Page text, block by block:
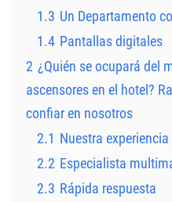
1.3 Un Departamento
1.4 Pantallas digitales
2 ¿Quién se ocupará del
ascensores en el hotel?
confiar en nosotros
2.1 Nuestra experiencia
2.2 Especialista
2.3 Rápida respuesta